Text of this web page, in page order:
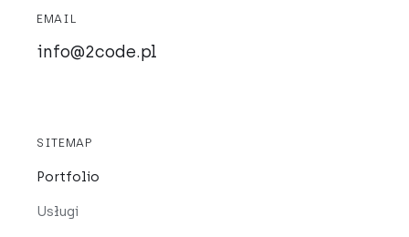
EMAIL
info@2code.pl
SITEMAP
Portfolio
Usługi